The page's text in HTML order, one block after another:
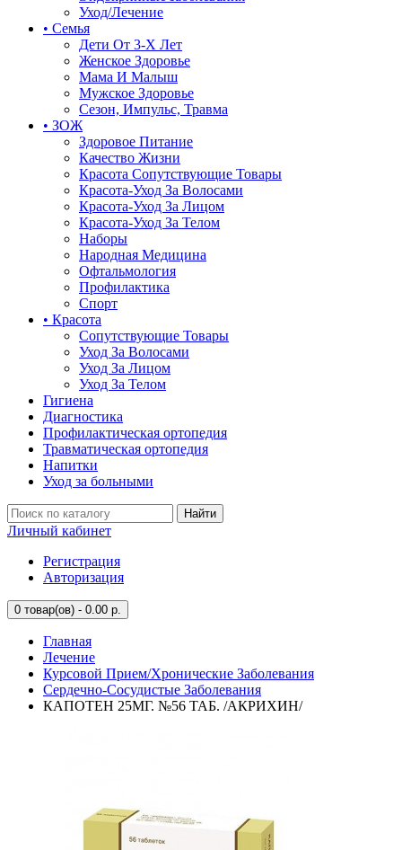
Уход/Лечение
• Семья
Дети От 3-Х Лет
Женское Здоровье
Мама И Малыш
Мужское Здоровье
Сезон, Импульс, Травма
• ЗОЖ
Здоровое Питание
Качество Жизни
Красота Сопутствующие Товары
Красота-Уход За Волосами
Красота-Уход За Лицом
Красота-Уход За Телом
Наборы
Народная Медицина
Офтальмология
Профилактика
Спорт
• Красота
Сопутствующие Товары
Уход За Волосами
Уход За Лицом
Уход За Телом
Гигиена
Диагностика
Профилактическая ортопедия
Травматическая ортопедия
Напитки
Уход за больными
Найти
Личный кабинет
Регистрация
Авторизация
0 товар(ов) - 0.00 р.
Главная
Лечение
Курсовой Прием/Хронические Заболевания
Сердечно-Сосудистые Заболевания
КАПОТЕН 25МГ. №56 ТАБ. /АКРИХИН/